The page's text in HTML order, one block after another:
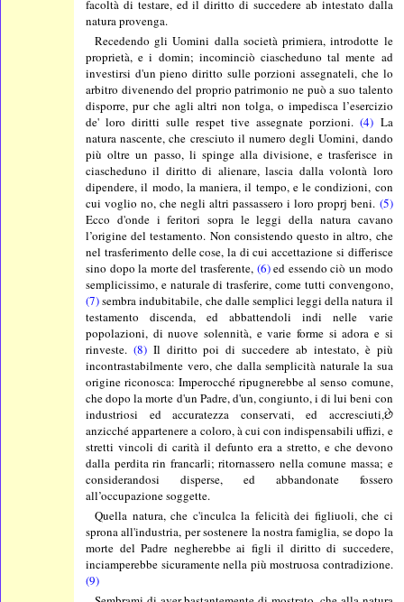
facoltà di testare, ed il diritto di succedere ab intestato dalla
natura provenga.
Recedendo gli Uomini dalla società primiera, introdotte le
proprietà, e i domin; incominciò ciascheduno tal mente ad
investirsi d'un pieno diritto sulle porzioni assegnateli, che lo
arbitro divenendo del proprio patrimonio ne può a suo talento
disporre, pur che agli altri non tolga, o impedisca l’esercizio
de' loro diritti sulle respet tive assegnate porzioni.(4) La
natura nascente, che cresciuto il numero degli Uomini, dando
più oltre un passo, li spinge alla divisione, e trasferisce in
ciascheduno il diritto di alienare, lascia dalla volontà loro
dipendere, il modo, la maniera, il tempo, e le condizioni, con
cui voglio no, che negli altri passassero i loro proprj beni. (5)
Ecco d'onde i feritori sopra le leggi della natura cavano
l’origine del testamento. Non consistendo questo in altro, che
nel trasferimento delle cose, la di cui accettazione si differisce
sino dopo la morte del trasferente, (6)ed essendo ciò un modo
semplicissimo, e naturale di trasferire, come tutti convengono,
(7)sembra indubitabile, che dalle semplici leggi della natura il
testamento discenda, ed abbattendoli indi nelle varie
popolazioni, di nuove solennità, e varie forme si adora e si
rinveste. (8)Il diritto poi di succedere ab intestato, è più
incontrastabilmente vero, che dalla semplicità naturale la sua
origine riconosca: Imperocché ripugnerebbe al senso comune,
che dopo la morte d'un Padre, d'un, congiunto, i di lui beni con
industriosi ed accuratezza conservati, ed accresciuti,છે
anzicché appartenere a coloro, à cui con indispensabili uffizi, e
stretti vincoli di carità il defunto era a stretto, e che devono
dalla perdita rin francarli; ritornassero nella comune massa; e
considerandosi disperse, ed abbandonate fossero
all’occupazione soggette.
Quella natura, che c'inculca la felicità dei figliuoli, che ci
sprona all'industria, per sostenere la nostra famiglia, se dopo la
morte del Padre negherebbe ai figli il diritto di succedere,
inciamperebbe sicuramente nella più mostruosa contradizione.
(9)